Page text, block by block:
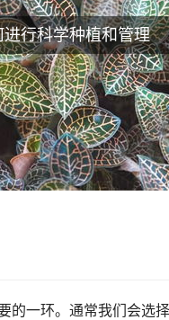
行科学种植和管理
的一环。通常我们会选